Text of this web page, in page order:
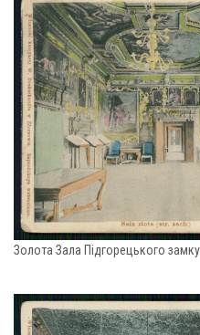
Золота Зала Підгорецького